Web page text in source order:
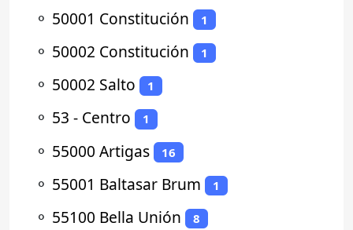
⚬ 50001 Constitución 1
⚬ 50002 Constitución 1
⚬ 50002 Salto 1
⚬ 53 - Centro 1
⚬ 55000 Artigas 16
⚬ 55001 Baltasar Brum 1
⚬ 55100 Bella Unión 8